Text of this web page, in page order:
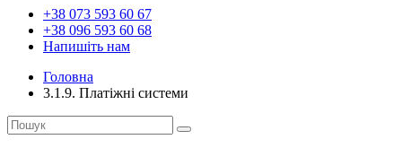
+38 073 593 60 67
+38 096 593 60 68
Напишіть нам
Головна
3.1.9. Платіжні системи